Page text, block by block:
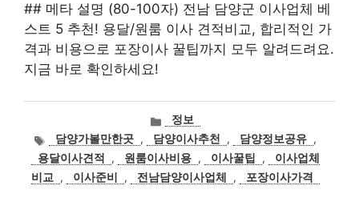
## 메타 설명 (80-100자) 전남 담양군 이사업체 베
스트 5 추천! 용달/원룸 이사 견적비교, 합리적인 가
격과 비용으로 포장이사 꿀팁까지 모두 알려드려요.
지금 바로 확인하세요!
카
테
고
리
정보
태
그
담양가볼만한곳 , 담양이사추천 , 담양정보공유 ,
용달이사견적
, 원룸이사비용 , 이사꿀팁 ,
이사업체
비교
, 이사준비 , 전남담양이사업체 , 포장이사가격